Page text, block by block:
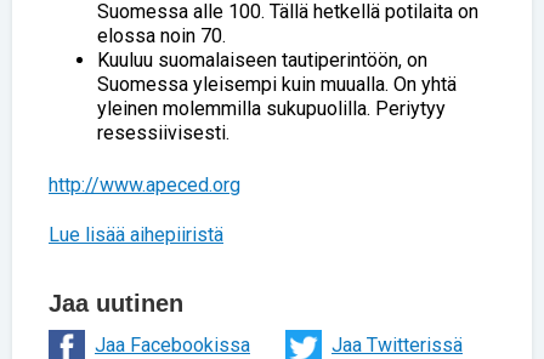
Suomessa alle 100. Tällä hetkellä potilaita on
elossa noin 70.
Kuuluu suomalaiseen tautiperintöön, on
Suomessa yleisempi kuin muualla. On yhtä
yleinen molemmilla sukupuolilla. Periytyy
resessiivisesti.
http://www.apeced.org
Lue lisää aihepiiristä
Jaa uutinen
Jaa Facebookissa
Jaa Twitterissä